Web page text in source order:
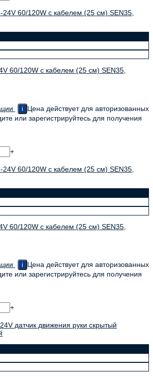
60/120W с кабелем (25 см) SEN35,
i
Цена действует для авторизованных
или зарегистрируйтесь для получения
+
60/120W с кабелем (25 см) SEN35,
i
Цена действует для авторизованных
или зарегистрируйтесь для получения
+